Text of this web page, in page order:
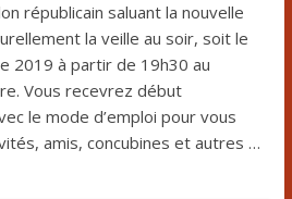
républicain saluant la nouvelle
la veille au soir, soit le
2019 à partir de 19h30 au
Vous recevrez début
le mode d’emploi pour vous
amis, concubines et autres …